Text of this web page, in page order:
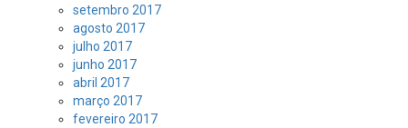
setembro 2017
agosto 2017
julho 2017
junho 2017
abril 2017
março 2017
fevereiro 2017